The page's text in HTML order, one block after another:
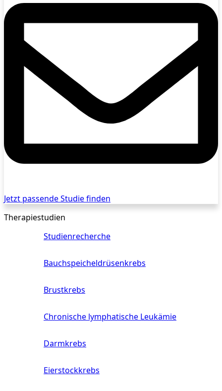
Jetzt passende Studie finden
Therapiestudien
Studienrecherche
Bauchspeicheldrüsenkrebs
Brustkrebs
Chronische lymphatische Leukämie
Darmkrebs
Eierstockkrebs